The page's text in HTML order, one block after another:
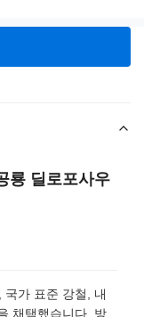
룡 딜로포사우
가 표준 강철, 내
채택했습니다. 방